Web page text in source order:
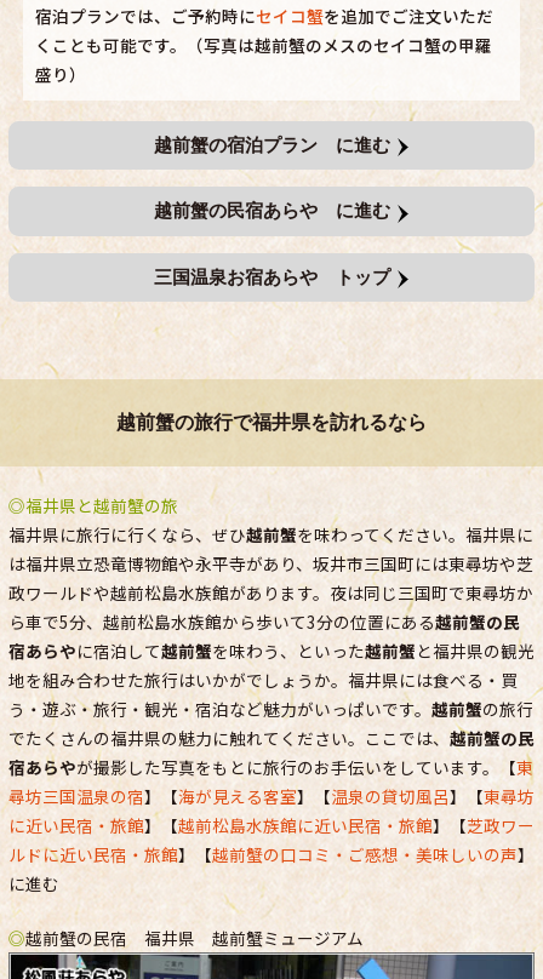
宿泊プランでは、ご予約時にセイコ蟹を追加でご注文いただ
くことも可能です。（写真は越前蟹のメスのセイコ蟹の甲羅
盛り）
越前蟹の宿泊プラン に進む
越前蟹の民宿あらや に進む
三国温泉お宿あらや トップ
越前蟹の旅行で福井県を訪れるなら
◎福井県と越前蟹の旅
福井県に旅行に行くなら、ぜひ越前蟹を味わってください。福井県に
は福井県立恐竜博物館や永平寺があり、坂井市三国町には東尋坊や芝
政ワールドや越前松島水族館があります。夜は同じ三国町で東尋坊か
ら車で5分、越前松島水族館から歩いて3分の位置にある越前蟹の民
宿あらやに宿泊して越前蟹を味わう、といった越前蟹と福井県の観光
地を組み合わせた旅行はいかがでしょうか。福井県には食べる・買
う・遊ぶ・旅行・観光・宿泊など魅力がいっぱいです。 越前蟹の旅行
でたくさんの福井県の魅力に触れてください。ここでは、 越前蟹の民
宿あらやが撮影した写真をもとに旅行のお手伝いをしています。【東
尋坊三国温泉の宿】【海が見える客室】【温泉の貸切風呂】【東尋坊
に近い民宿・旅館】【越前松島水族館に近い民宿・旅館】【芝政ワー
ルドに近い民宿・旅館】【越前蟹の口コミ・ご感想・美味しいの声】
に進む
◎越前蟹の民宿 福井県 越前蟹ミュージアム